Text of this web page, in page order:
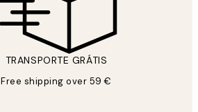
TRANSPORTE GRÁTIS
Free shipping over 59 €